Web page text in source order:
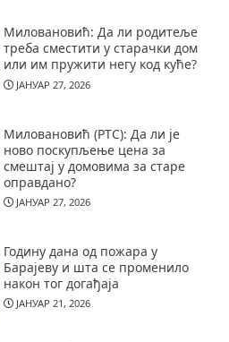
Миловановић: Да ли родитеље
треба сместити у старачки дом
или им пружити негу код куће?
ЈАНУАР 27, 2026
Миловановић (РТС): Да ли је
ново поскупљење цена за
смештај у домовима за старе
оправдано?
ЈАНУАР 27, 2026
Годину дана од пожара у
Барајеву и шта се променило
након тог догађаја
ЈАНУАР 21, 2026